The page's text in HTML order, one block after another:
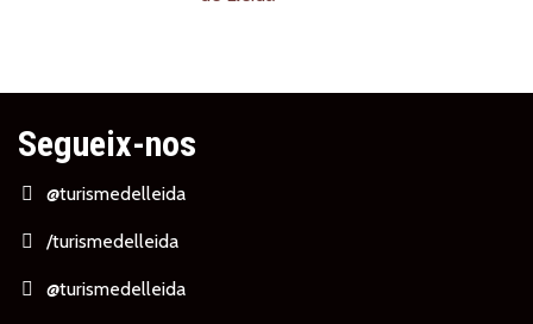
Segueix-nos
@turismedelleida
/turismedelleida
@turismedelleida